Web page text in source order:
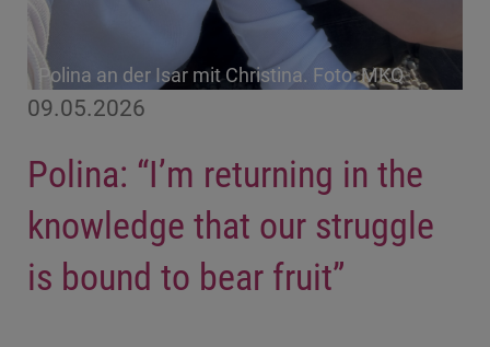
09.05.2026
Polina: “I’m returning in the
knowledge that our struggle
is bound to bear fruit”
Polina an der Isar mit Christina. Foto: MKQ